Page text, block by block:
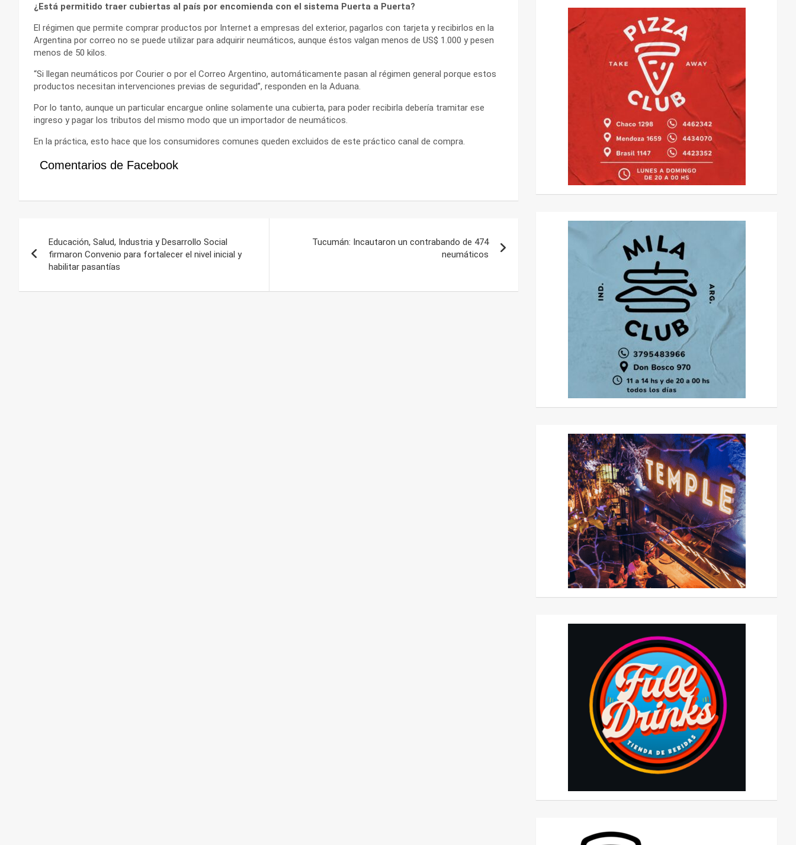
¿Está permitido traer cubiertas al país por encomienda con el sistema Puerta a Puerta?
El régimen que permite comprar productos por Internet a empresas del exterior, pagarlos con tarjeta y recibirlos en la
Argentina por correo no se puede utilizar para adquirir neumáticos, aunque éstos valgan menos de US$ 1.000 y pesen
menos de 50 kilos.
“Si llegan neumáticos por Courier o por el Correo Argentino, automáticamente pasan al régimen general porque estos
productos necesitan intervenciones previas de seguridad”, responden en la Aduana.
Por lo tanto, aunque un particular encargue online solamente una cubierta, para poder recibirla debería tramitar ese
ingreso y pagar los tributos del mismo modo que un importador de neumáticos.
En la práctica, esto hace que los consumidores comunes queden excluidos de este práctico canal de compra.
Comentarios de Facebook
de
entradas
Educación, Salud, Industria y Desarrollo Social
firmaron Convenio para fortalecer el nivel inicial y
habilitar pasantías
Tucumán: Incautaron un contrabando de 474
neumáticos